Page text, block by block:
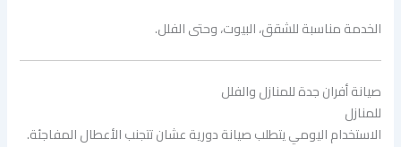
الخدمة مناسبة للشقق، البيوت، وحتى الفلل.
صيانة أفران جدة للمنازل والفلل
للمنازل
الاستخدام اليومي يتطلب صيانة دورية عشان تتجنب الأعطال المفاجئة.